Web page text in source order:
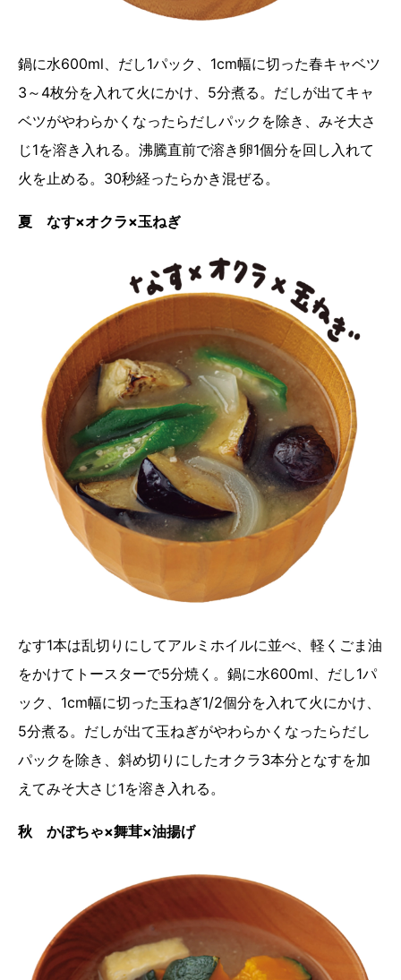
鍋に水600ml、だし1パック、1cm幅に切った春キャベツ
3～4枚分を入れて火にかけ、5分煮る。だしが出てキャ
ベツがやわらかくなったらだしパックを除き、みそ大さ
じ1を溶き入れる。沸騰直前で溶き卵1個分を回し入れて
火を止める。30秒経ったらかき混ぜる。
夏 なす×オクラ×玉ねぎ
なす1本は乱切りにしてアルミホイルに並べ、軽くごま油
をかけてトースターで5分焼く。鍋に水600ml、だし1パ
ック、1cm幅に切った玉ねぎ1/2個分を入れて火にかけ、
5分煮る。だしが出て玉ねぎがやわらかくなったらだし
パックを除き、斜め切りにしたオクラ3本分となすを加
えてみそ大さじ1を溶き入れる。
秋 かぼちゃ×舞茸×油揚げ